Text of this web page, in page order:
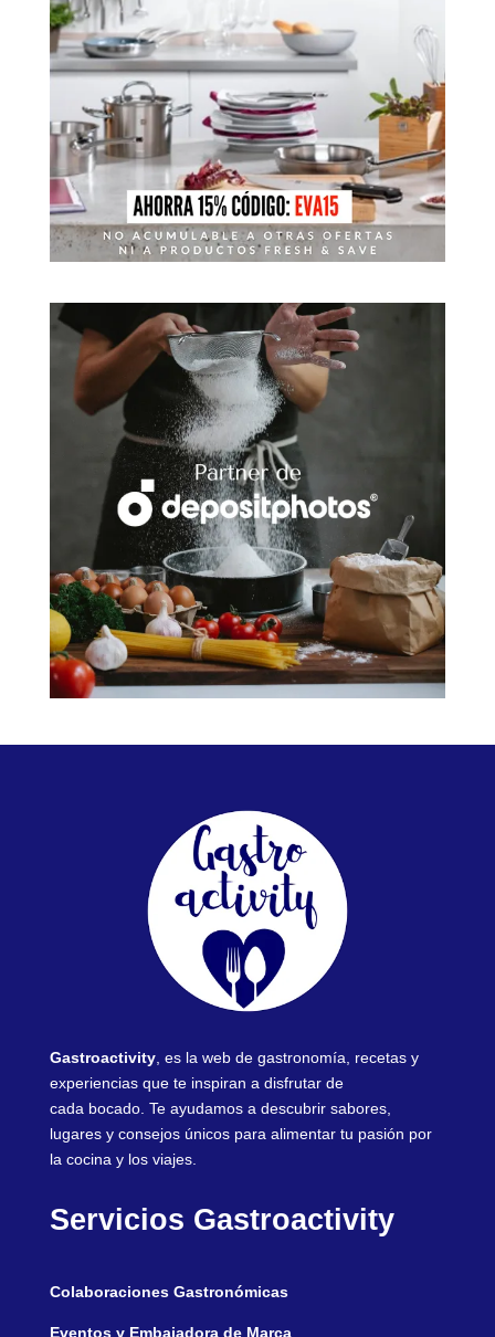
Gastroactivity, es la web de gastronomía, recetas y
experiencias que te inspiran a disfrutar de
cada bocado. Te ayudamos a descubrir sabores,
lugares y consejos únicos para alimentar tu pasión por
la cocina y los viajes.
Servicios Gastroactivity
Colaboraciones Gastronómicas
Eventos y Embajadora de Marca